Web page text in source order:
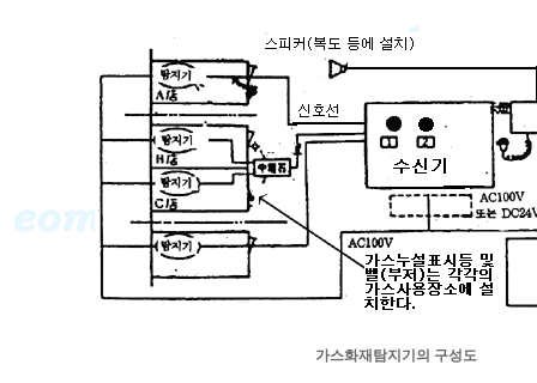
가스화재탐지기의 구성도